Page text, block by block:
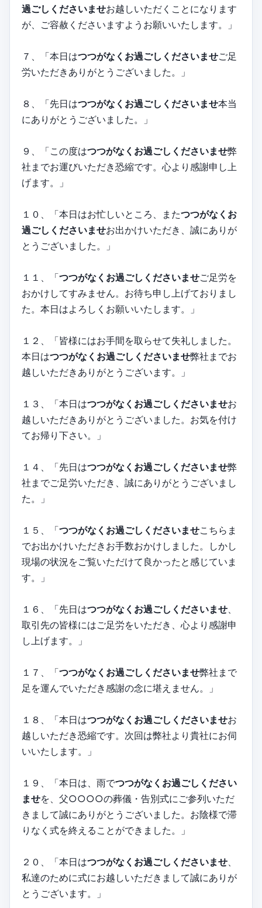
過ごしくださいませお越しいただくことになります
が、ご容赦くださいますようお願いいたします。」
７、「本日はつつがなくお過ごしくださいませご足
労いただきありがとうございました。」
８、「先日はつつがなくお過ごしくださいませ本当
にありがとうございました。」
９、「この度はつつがなくお過ごしくださいませ弊
社までお運びいただき恐縮です。心より感謝申し上
げます。」
１０、「本日はお忙しいところ、またつつがなくお
過ごしくださいませお出かけいただき、誠にありが
とうございました。」
１１、「つつがなくお過ごしくださいませご足労を
おかけしてすみません。お待ち申し上げておりまし
た。本日はよろしくお願いいたします。」
１２、「皆様にはお手間を取らせて失礼しました。
本日はつつがなくお過ごしくださいませ弊社までお
越しいただきありがとうございます。」
１３、「本日はつつがなくお過ごしくださいませお
越しいただきありがとうございました。お気を付け
てお帰り下さい。」
１４、「先日はつつがなくお過ごしくださいませ弊
社までご足労いただき、誠にありがとうございまし
た。」
１５、「つつがなくお過ごしくださいませこちらま
でお出かけいただきお手数おかけしました。しかし
現場の状況をご覧いただけて良かったと感じていま
す。」
１６、「先日はつつがなくお過ごしくださいませ、
取引先の皆様にはご足労をいただき、心より感謝申
し上げます。」
１７、「つつがなくお過ごしくださいませ弊社まで
足を運んでいただき感謝の念に堪えません。」
１８、「本日はつつがなくお過ごしくださいませお
越しいただき恐縮です。次回は弊社より貴社にお伺
いいたします。」
１９、「本日は、雨でつつがなくお過ごしください
ませを、父○○○○の葬儀・告別式にご参列いただ
きまして誠にありがとうございました。お陰様で滞
りなく式を終えることができました。」
２０、「本日はつつがなくお過ごしくださいませ、
私達のために式にお越しいただきまして誠にありが
とうございます。」